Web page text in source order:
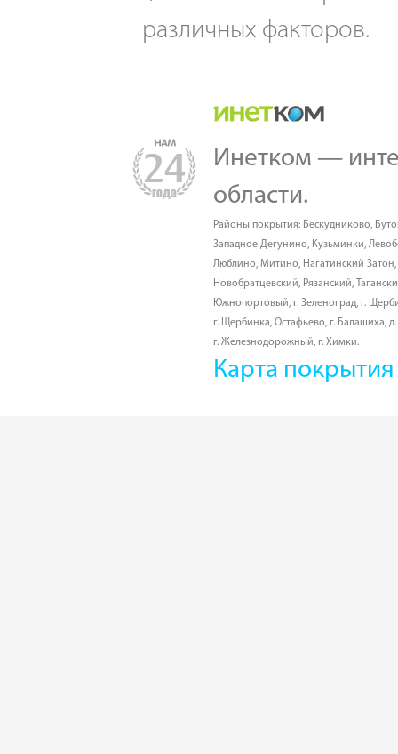
различных факторов.
Инетком —
области.
Районы покрытия: Бескудниково,
Западное Дегунино, Кузьминки,
Люблино, Митино, Нагатинский Затон,
Новобратцевский, Рязанский,
Южнопортовый, г. Зеленоград, г.
г. Щербинка, Остафьево, г. Балашиха,
г. Железнодорожный, г. Химки.
Карта